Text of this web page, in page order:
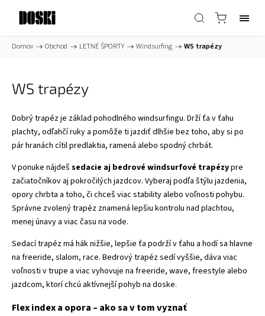
Domov / Obchod / LETNÉ ŠPORTY / Windsurfing / WS trapézy
WS trapézy
Dobrý trapéz je základ pohodlného windsurfingu. Drží ťa v ťahu
plachty, odľahčí ruky a pomôže ti jazdiť dlhšie bez toho, aby si po
pár hranách cítil predlaktia, ramená alebo spodný chrbát.
V ponuke nájdeš sedacie aj bedrové windsurfové trapézypre
začiatočníkov aj pokročilých jazdcov. Vyberaj podľa štýlu jazdenia,
opory chrbta a toho, či chceš viac stability alebo voľnosti pohybu.
Správne zvolený trapéz znamená lepšiu kontrolu nad plachtou,
menej únavy a viac času na vode.
Sedací trapéz má hák nižšie, lepšie ťa podrží v ťahu a hodí sa hlavne
na freeride, slalom, race. Bedrový trapéz sedí vyššie, dáva viac
voľnosti v trupe a viac vyhovuje na freeride, wave, freestyle alebo
jazdcom, ktorí chcú aktívnejší pohyb na doske.
Flex index a opora – ako sa v tom vyznať